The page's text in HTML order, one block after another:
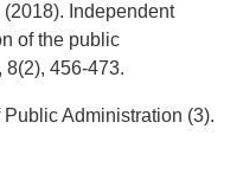
Independent
of the public
456-473.
Administration (3).